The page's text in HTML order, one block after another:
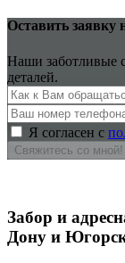
Оставить заявку
Наши заботливые
деталей.
Я согласен с
Свяжитесь со мной!
Забор и
Дону и